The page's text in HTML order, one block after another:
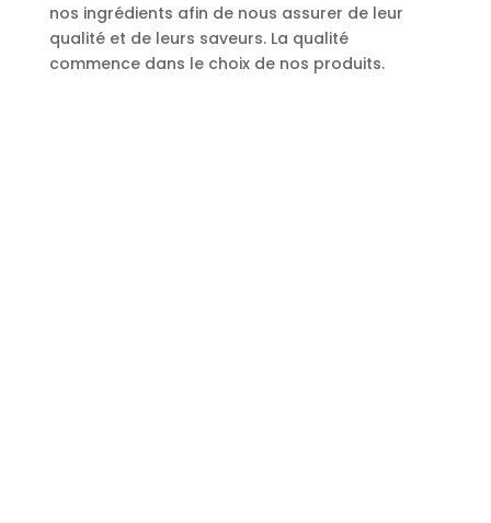
nos ingrédients afin de nous assurer de leur
qualité et de leurs saveurs. La qualité
commence dans le choix de nos produits.